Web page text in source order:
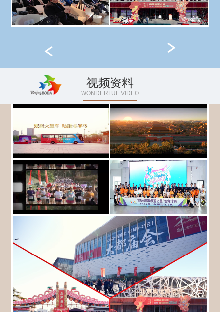
视频资料
WONDERFUL VIDEO